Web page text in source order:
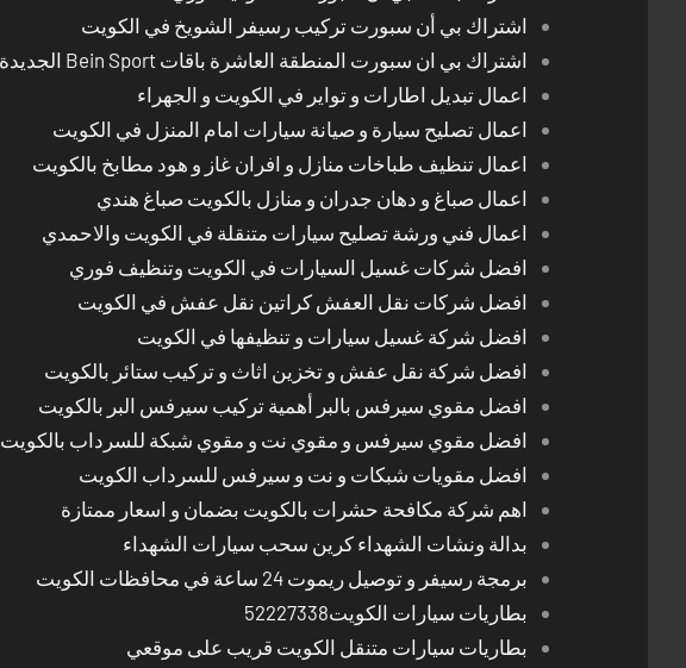
اشتراك بي أن سبورت تركيب رسيفر الشويخ في الكويت
اشتراك بي ان سبورت المنطقة العاشرة باقات Bein Sport الجديدة
اعمال تبديل اطارات و تواير في الكويت و الجهراء
اعمال تصليح سيارة و صيانة سيارات امام المنزل في الكويت
اعمال تنظيف طباخات منازل و افران غاز و هود مطابخ بالكويت
اعمال صباغ و دهان جدران و منازل بالكويت صباغ هندي
اعمال فني ورشة تصليح سيارات متنقلة في الكويت والاحمدي
افضل شركات غسيل السيارات في الكويت وتنظيف فوري
افضل شركات نقل العفش كراتين نقل عفش في الكويت
افضل شركة غسيل سيارات و تنظيفها في الكويت
افضل شركة نقل عفش و تخزين اثاث و تركيب ستائر بالكويت
افضل مقوي سيرفس بالبر أهمية تركيب سيرفس البر بالكويت
افضل مقوي سيرفس و مقوي نت و مقوي شبكة للسرداب بالكويت
افضل مقويات شبكات و نت و سيرفس للسرداب الكويت
اهم شركة مكافحة حشرات بالكويت بضمان و اسعار ممتازة
بدالة ونشات الشهداء كرين سحب سيارات الشهداء
برمجة رسيفر و توصيل ريموت 24 ساعة في محافظات الكويت
بطاريات سيارات الكويت52227338
بطاريات سيارات متنقل الكويت قريب على موقعي